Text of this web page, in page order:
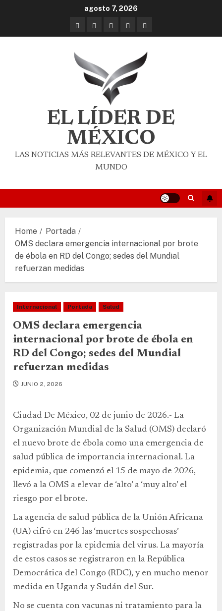
agosto 7, 2026
EL LÍDER DE
MÉXICO
LAS NOTICIAS MÁS RELEVANTES DE MÉXICO Y EL
MUNDO
Home
Portada
OMS declara emergencia internacional por brote
de ébola en RD del Congo; sedes del Mundial
refuerzan medidas
Internacional Portada Salud
OMS declara emergencia
internacional por brote de ébola en
RD del Congo; sedes del Mundial
refuerzan medidas
JUNIO 2, 2026
Ciudad De México, 02 de junio de 2026.- La
Organización Mundial de la Salud (OMS) declaró
el nuevo brote de ébola como una emergencia de
salud pública de importancia internacional. La
epidemia, que comenzó el 15 de mayo de 2026,
llevó a la OMS a elevar de ‘alto’ a ‘muy alto’ el
riesgo por el brote.
La agencia de salud pública de la Unión Africana
(UA) cifró en 246 las ‘muertes sospechosas’
registradas por la epidemia del virus. La mayoría
de estos casos se registraron en la República
Democrática del Congo (RDC), y en mucho menor
medida en Uganda y Sudán del Sur.
No se cuenta con vacunas ni tratamiento para la